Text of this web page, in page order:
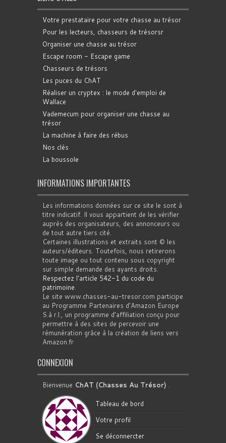
Votre prestataire pour votre chasse au trésor
Pour les lecteurs, chasseurs de trésorsr
Organiser une chasse au trésor
Escape room - Escape game
Chasseurs de trésors
Les puces du ChAT
Réaliser un cryptex : le mode d'emploi de
Wallace
Vademecum pour organiser une chasse au
trésor
La machine à faire des rébus
Nos clés
La boussole
INFORMATIONS IMPORTANTES
Les informations données sur ce site le sont à
titre indicatif. Il vous appartient de les vérifier
auprès des organisateurs, des annonceurs ou
de tout autre tiers cité.
Certaines illustrations et extraits sont © les
auteurs/éditeurs. Toutefois, nous retirerons
toute image ou tout contenu sous copyright
sur simple demande des ayants droits.
Respectez l'article 542-1 du code du
patrimoine
Le site www.chasses-au-tresor.com participe
au Programme Partenaires d’Amazon Europe
S.à r.l., un programme d’affiliation conçu pour
permettre à des sites de percevoir une
rémunération grâce à la création de liens vers
Amazon.fr
CONNEXION
Bienvenue ChAT (Chasses Au Trésor)
Tableau de bord
Votre profil
Se déconnercter